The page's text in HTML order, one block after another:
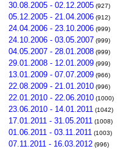
30.08.2005 - 02.12.2005 (927)
05.12.2005 - 21.04.2006 (912)
24.04.2006 - 23.10.2006 (999)
24.10.2006 - 03.05.2007 (999)
04.05.2007 - 28.01.2008 (999)
29.01.2008 - 12.01.2009 (999)
13.01.2009 - 07.07.2009 (966)
22.08.2009 - 21.01.2010 (996)
22.01.2010 - 22.06.2010 (1000)
23.06.2010 - 14.01.2011 (1042)
17.01.2011 - 31.05.2011 (1008)
01.06.2011 - 03.11.2011 (1003)
07.11.2011 - 16.03.2012 (996)